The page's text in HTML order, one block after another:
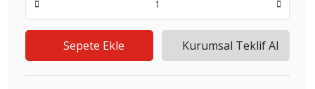
Sepete Ekle Kurumsal Teklif Al